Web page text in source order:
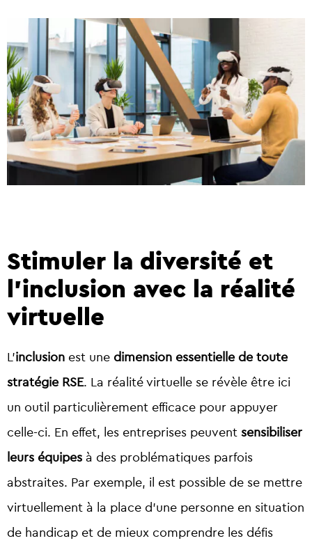
Stimuler la diversité et
l’inclusion avec la réalité
virtuelle
L’inclusion est une dimension essentielle de toute
stratégie RSE. La réalité virtuelle se révèle être ici
un outil particulièrement efficace pour appuyer
celle-ci. En effet, les entreprises peuvent sensibiliser
leurs équipes à des problématiques parfois
abstraites. Par exemple, il est possible de se mettre
virtuellement à la place d’une personne en situation
de handicap et de mieux comprendre les défis